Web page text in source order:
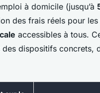
à domicile (jusqu’à
des frais réels pour
accessibles à tous.
dispositifs concrets,